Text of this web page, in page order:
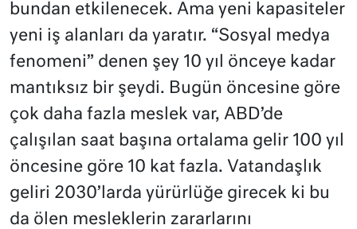
bundan etkilenecek. Ama yeni kapasiteler
yeni iş alanları da yaratır. “Sosyal medya
fenomeni” denen şey 10 yıl önceye kadar
mantıksız bir şeydi. Bugün öncesine göre
çok daha fazla meslek var, ABD’de
çalışılan saat başına ortalama gelir 100 yıl
öncesine göre 10 kat fazla. Vatandaşlık
geliri 2030’larda yürürlüğe girecek ki bu
da ölen mesleklerin zararlarını